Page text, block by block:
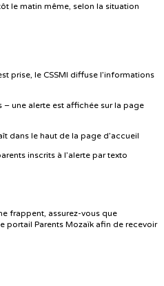
le matin même, selon la situation
prise, le CSSMI diffuse l’informations
– une alerte est affichée sur la page
dans le haut de la page d’accueil
inscrits à l’alerte par texto
frappent, assurez-vous que
portail Parents Mozaïk afin de recevoir